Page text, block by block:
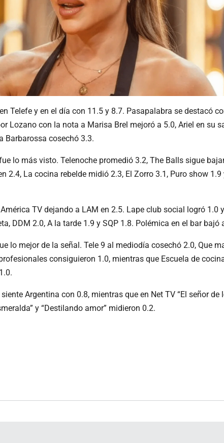
Telefe y en el día con 11.5 y 8.7. Pasapalabra se destacó
Lozano con la nota a Marisa Brel mejoró a 5.0, Ariel en su
Barbarossa cosechó 3.3.
lo más visto. Telenoche promedió 3.2, The Balls sigue
2.4, La cocina rebelde midió 2.3, El Zorro 3.1, Puro show 1.9
TV dejando a LAM en 2.5. Lape club social logró 1.0
DDM 2.0, A la tarde 1.9 y SQP 1.8. Polémica en el bar bajó
lo mejor de la señal. Tele 9 al mediodía cosechó 2.0, Que
consiguieron 1.0, mientras que Escuela de
Argentina con 0.8, mientras que en Net TV “El señor de
y “Destilando amor” midieron 0.2.